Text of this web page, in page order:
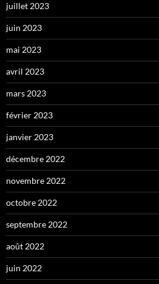
juillet 2023
juin 2023
mai 2023
avril 2023
mars 2023
février 2023
janvier 2023
décembre 2022
novembre 2022
octobre 2022
septembre 2022
août 2022
juin 2022